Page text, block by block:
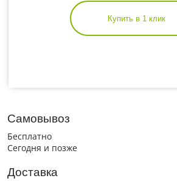
Купить в 1 клик
Самовывоз
Бесплатно
Сегодня и позже
Доставка